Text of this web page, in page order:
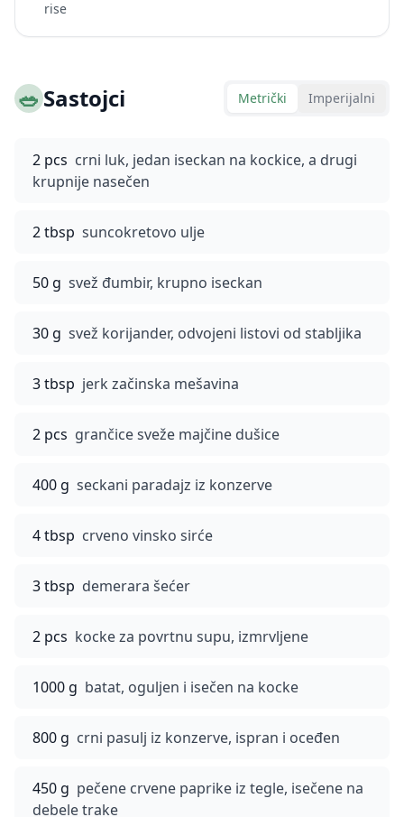
rise
🥗Sastojci Metrički Imperijalni
2 pcs crni luk, jedan iseckan na kockice, a drugi
krupnije nasečen
2 tbsp suncokretovo ulje
50 g svež đumbir, krupno iseckan
30 g svež korijander, odvojeni listovi od stabljika
3 tbsp jerk začinska mešavina
2 pcs grančice sveže majčine dušice
400 g seckani paradajz iz konzerve
4 tbsp crveno vinsko sirće
3 tbsp demerara šećer
2 pcs kocke za povrtnu supu, izmrvljene
1000 g batat, oguljen i isečen na kocke
800 g crni pasulj iz konzerve, ispran i oceđen
450 g pečene crvene paprike iz tegle, isečene na
debele trake